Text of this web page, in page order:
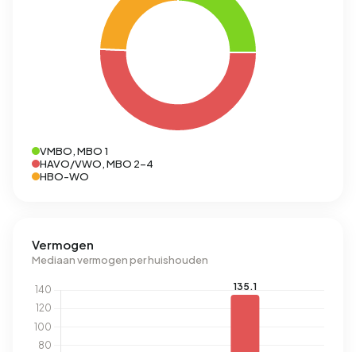
VMBO, MBO 1
HAVO/VWO, MBO 2-4
HBO-WO
Vermogen
Mediaan vermogen per huishouden